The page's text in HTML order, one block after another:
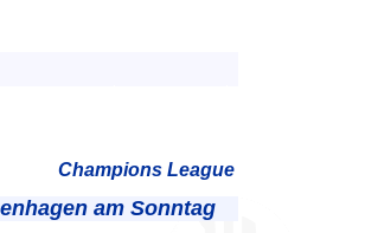
Champions League
am Sonntag